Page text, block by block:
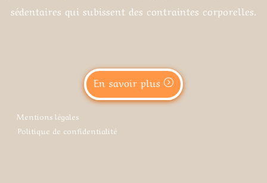
sédentaires qui subissent des contraintes corporelles.
En savoir plus
Mentions légales
Politique de confidentialité